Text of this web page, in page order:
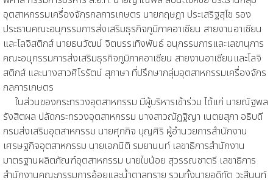
อุตสาหกรรมเครื่องจักรกลการเกษตร นายกฤษฎา ประเสริฐสุโข รอง
ประธานคณะอนุกรรมการส่งเสริมธุรกิจภูมิภาคอาเซียน สายงานอาเซียน
และโลจิสติกส์ นายธนวัฒน์ จิตบรรเทิงพันธ์ อนุกรรมการและเลขานุการ
คณะอนุกรรมการส่งเสริมธุรกิจภูมิภาคอาเซียน สายงานอาเซียนและโลจิ
สติกส์ และนางสาวศิโรรัตน์ สุภาษา ที่ปรึกษากลุ่มอุตสาหกรรมเครื่องจักร
กลการเกษตร
ในส่วนของกระทรวงอุตสาหกรรม มีผู้บริหารเข้าร่วม ได้แก่ นายณัฐพล
รังสิตผล ปลัดกระทรวงอุตสาหกรรม นางสาวณัฏฐิญา เนตยสุภา อธิบดี
กรมส่งเสริมอุตสาหกรรม นายศุภกิจ บุญศิริ ผู้อำนวยการสำนักงาน
เศรษฐกิจอุตสาหกรรม นายเอกนิติ รมยานนท์ เลขาธิการสำนักงาน
มาตรฐานผลิตภัณฑ์อุตสาหกรรม นายใบน้อย สุวรรณชาตรี เลขาธิการ
สำนักงานคณะกรรมการอ้อยและน้ำตาลทราย รวมทั้งนายอดิทัต วะสีนนท์